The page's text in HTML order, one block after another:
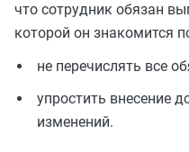
что сотрудник обязан
которой он знакомится
не перечислять все
упростить внесение
изменений.